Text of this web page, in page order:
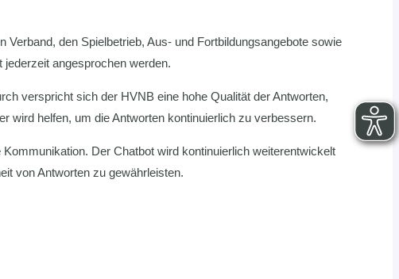
den Spielbetrieb, Aus- und Fortbildungsangebote sowie
angesprochen werden.
verspricht sich der HVNB eine hohe Qualität der Antworten,
wird helfen, um die Antworten kontinuierlich zu verbessern.
Der Chatbot wird kontinuierlich weiterentwickelt
von Antworten zu gewährleisten.